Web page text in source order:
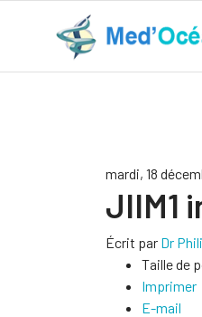
mardi, 18
JIIM1
Écrit par Dr
Taille de
Imprimer
E-mail